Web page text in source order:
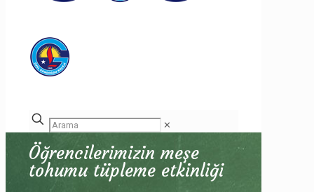
✕
Öğrencilerimizin meşe
tohumu tüpleme etkinliği